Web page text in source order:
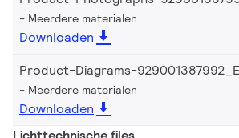
Meerdere materialen
Downloaden
Product-Diagrams-
Meerdere materialen
Downloaden